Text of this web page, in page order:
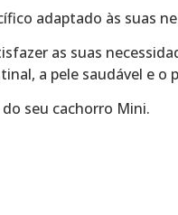
adaptado às suas
as suas
a pele saudável e o
seu cachorro Mini.